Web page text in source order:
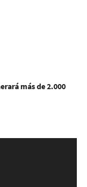
más de 2.000